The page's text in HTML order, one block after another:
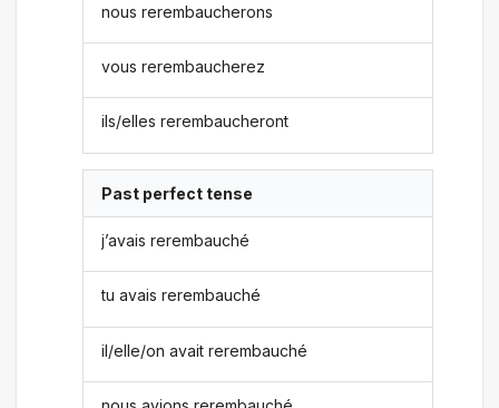
nous rerembaucherons
vous rerembaucherez
ils/elles rerembaucheront
Past perfect tense
j’avais rerembauché
tu avais rerembauché
il/elle/on avait rerembauché